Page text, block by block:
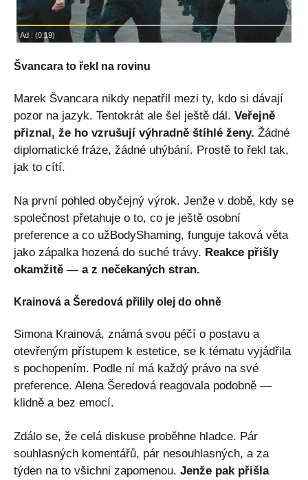
Švancara to řekl na rovinu
Marek Švancara nikdy nepatřil mezi ty, kdo si dávají
pozor na jazyk. Tentokrát ale šel ještě dál. Veřejně
přiznal, že ho vzrušují výhradně štíhlé ženy. Žádné
diplomatické fráze, žádné uhýbání. Prostě to řekl tak,
jak to cítí.
Na první pohled obyčejný výrok. Jenže v době, kdy se
společnost přetahuje o to, co je ještě osobní
preference a co užBodyShaming, funguje taková věta
jako zápalka hozená do suché trávy. Reakce přišly
okamžitě — a z nečekaných stran.
Krainová a Šeredová přilily olej do ohně
Simona Krainová, známá svou péčí o postavu a
otevřeným přístupem k estetice, se k tématu vyjádřila
s pochopením. Podle ní má každý právo na své
preference. Alena Šeredová reagovala podobně —
klidně a bez emocí.
Zdálo se, že celá diskuse proběhne hladce. Pár
souhlasných komentářů, pár nesouhlasných, a za
týden na to všichni zapomenou. Jenže pak přišla